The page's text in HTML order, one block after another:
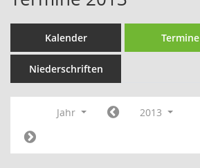
Kalender Termine
Niederschriften
Jahr 2013